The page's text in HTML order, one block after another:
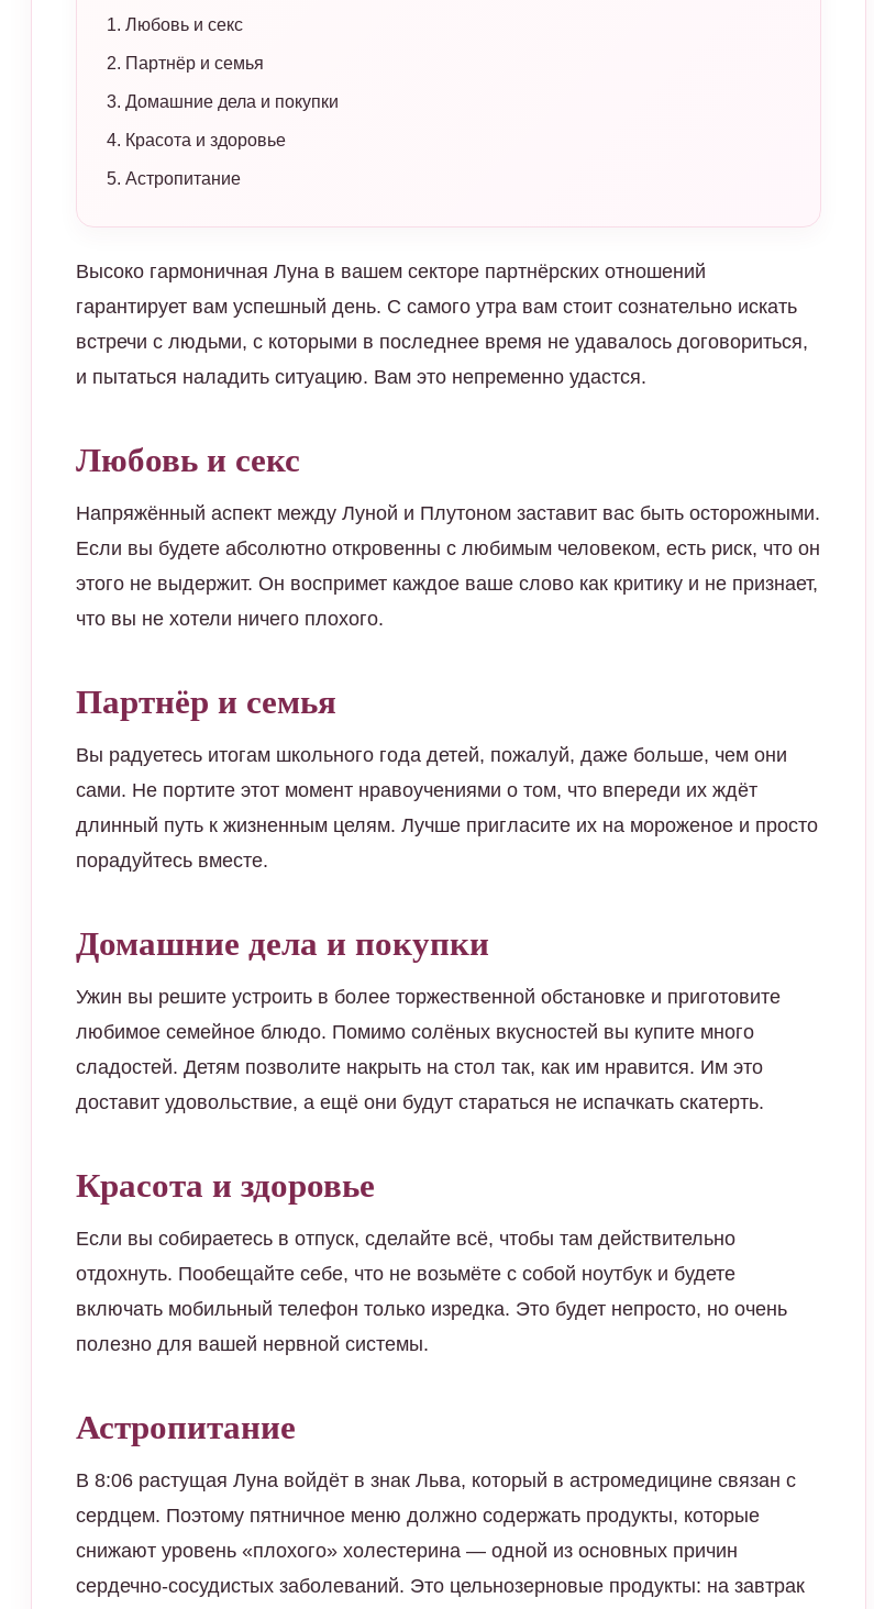
Любовь и секс
Партнёр и семья
Домашние дела и покупки
Красота и здоровье
Астропитание
Высоко гармоничная Луна в вашем секторе партнёрских отношений
гарантирует вам успешный день. С самого утра вам стоит сознательно искать
встречи с людьми, с которыми в последнее время не удавалось договориться,
и пытаться наладить ситуацию. Вам это непременно удастся.
Любовь и секс
Напряжённый аспект между Луной и Плутоном заставит вас быть осторожными.
Если вы будете абсолютно откровенны с любимым человеком, есть риск, что он
этого не выдержит. Он воспримет каждое ваше слово как критику и не признает,
что вы не хотели ничего плохого.
Партнёр и семья
Вы радуетесь итогам школьного года детей, пожалуй, даже больше, чем они
сами. Не портите этот момент нравоучениями о том, что впереди их ждёт
длинный путь к жизненным целям. Лучше пригласите их на мороженое и просто
порадуйтесь вместе.
Домашние дела и покупки
Ужин вы решите устроить в более торжественной обстановке и приготовите
любимое семейное блюдо. Помимо солёных вкусностей вы купите много
сладостей. Детям позволите накрыть на стол так, как им нравится. Им это
доставит удовольствие, а ещё они будут стараться не испачкать скатерть.
Красота и здоровье
Если вы собираетесь в отпуск, сделайте всё, чтобы там действительно
отдохнуть. Пообещайте себе, что не возьмёте с собой ноутбук и будете
включать мобильный телефон только изредка. Это будет непросто, но очень
полезно для вашей нервной системы.
Астропитание
В 8:06 растущая Луна войдёт в знак Льва, который в астромедицине связан с
сердцем. Поэтому пятничное меню должно содержать продукты, которые
снижают уровень «плохого» холестерина — одной из основных причин
сердечно-сосудистых заболеваний. Это цельнозерновые продукты: на завтрак